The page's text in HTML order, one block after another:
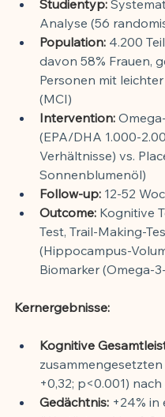
Studientyp:
Analyse (56
Population: 4.200
davon 58% Frauen,
Personen mit
(MCI)
Intervention:
(EPA/DHA 1.000-
Verhältnisse) vs.
Sonnenblumenöl)
Follow-up: 12-52
Outcome: Kognitive
Test, Trail-Making-
(Hippocampus-
Biomarker (Omega-
Kernergebnisse:
Kognitive
+0,32; p<0.001)
Gedächtnis: +24% in